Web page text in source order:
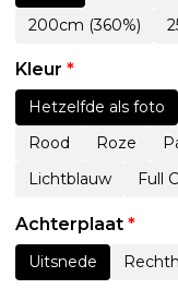
200cm (360%)
Kleur *
Hetzelfde als foto
Rood
Roze
Lichtblauw
Full
Achterplaat *
Uitsnede